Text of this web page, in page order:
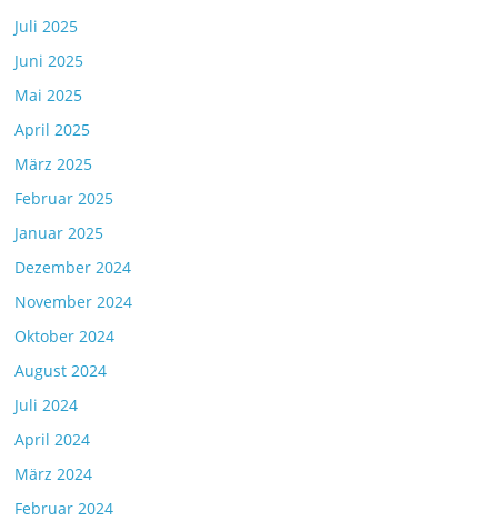
Juli 2025
Juni 2025
Mai 2025
April 2025
März 2025
Februar 2025
Januar 2025
Dezember 2024
November 2024
Oktober 2024
August 2024
Juli 2024
April 2024
März 2024
Februar 2024